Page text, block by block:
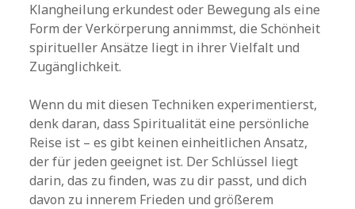
Klangheilung erkundest oder Bewegung als eine
Form der Verkörperung annimmst, die Schönheit
spiritueller Ansätze liegt in ihrer Vielfalt und
Zugänglichkeit.
Wenn du mit diesen Techniken experimentierst,
denk daran, dass Spiritualität eine persönliche
Reise ist – es gibt keinen einheitlichen Ansatz,
der für jeden geeignet ist. Der Schlüssel liegt
darin, das zu finden, was zu dir passt, und dich
davon zu innerem Frieden und größerem